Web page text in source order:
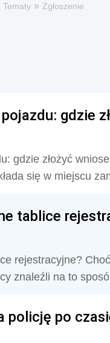
Tematy » Zgłoszenie
gdzie
gdzie złożyć
się w miejscu
tablice
rejestracyjne?
znaleźli na to
policję po